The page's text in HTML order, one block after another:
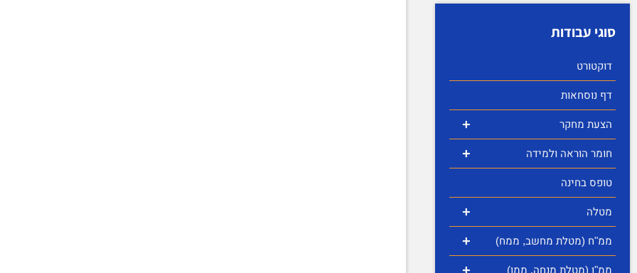
סוגי עבודות
דוקטורט
דף נוסחאות
+ הצעת מחקר
+ חומר הוראה ולמידה
טופס בחינה
+ מטלה
+ ממ"ח (מטלת מחשב, ממח)
ממ"ן (מטלת מנחה, ממן)